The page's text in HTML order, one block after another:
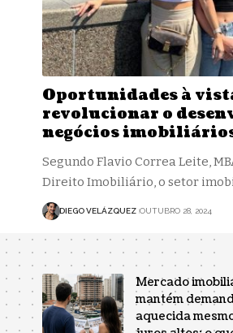
Oportunidades à
revolucionar o
negócios
Segundo Flavio Correa Leite,
Direito Imobiliário, o setor
DIEGO VELÁZQUEZ OUTUBRO 28, 2024
Mercado
mantém
aquecida